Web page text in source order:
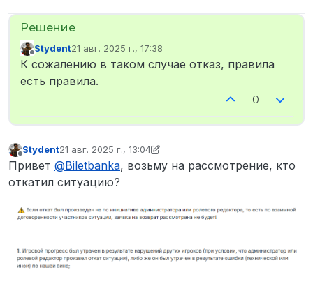
Не в сети
Stydent21 авг. 2025 г., 17:38
отредактировано
К сожалению в таком случае отказ, правила
есть правила.
0
Не в сети
Stydent21 авг. 2025 г., 13:04
отредактировано Stydent
Привет @Biletbanka, возьму на рассмотрение, кто
откатил ситуацию?